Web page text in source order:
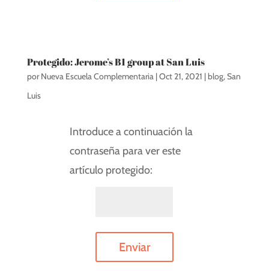
Protegido: Jerome’s B1 group at San Luis
porNueva Escuela Complementaria|Oct 21, 2021 |blog,San
Luis
Introduce a continuación la
contraseña para ver este
artículo protegido:
Enviar